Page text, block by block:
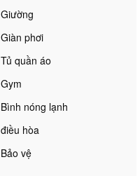
Giường
Giàn phơi
Tủ quần áo
Gym
Bình nóng lạnh
điều hòa
Bảo vệ